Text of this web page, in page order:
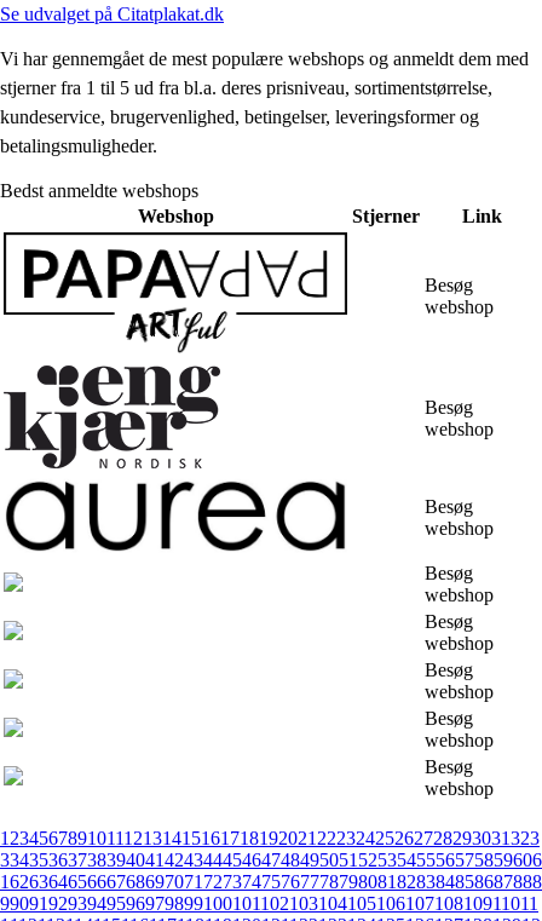
Se udvalget på Citatplakat.dk
Vi har gennemgået de mest populære webshops og anmeldt dem med
stjerner fra 1 til 5 ud fra bl.a. deres prisniveau, sortimentstørrelse,
kundeservice, brugervenlighed, betingelser, leveringsformer og
betalingsmuligheder.
Bedst anmeldte webshops
Webshop
Stjerner Link
Besøg
webshop
Besøg
webshop
Besøg
webshop
Besøg
webshop
Besøg
webshop
Besøg
webshop
Besøg
webshop
Besøg
webshop
1 23456789101112131415161718192021 22232425262728293031323
3343536373839404142434445464748495051 5253545556575859606
162636465666768697071 72737475767778798081828384858687888
99091929394959697989910010110210310410510610710810911011